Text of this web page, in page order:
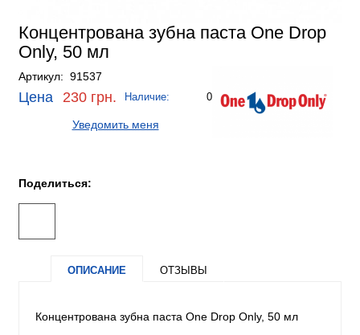
Концентрована зубна паста One Drop
Only, 50 мл
Артикул: 91537
Цена 230 грн. Наличие: 0
Уведомить меня
Поделиться:
ОПИСАНИЕ ОТЗЫВЫ
Концентрована зубна паста One Drop Only, 50 мл